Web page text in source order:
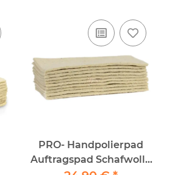
PRO- Handpolierpad
Auftragspad Schafwolle